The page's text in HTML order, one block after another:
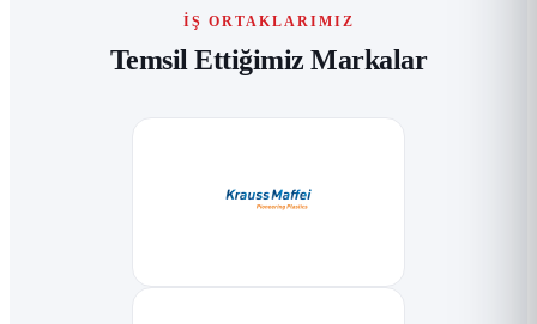
İŞ ORTAKLARIMIZ
Temsil Ettiğimiz Markalar